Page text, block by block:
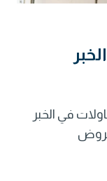
في الخبر